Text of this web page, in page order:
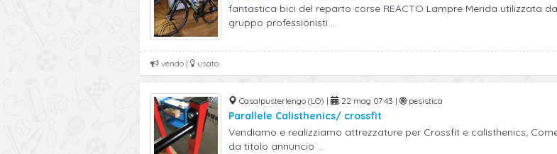
fantastica bici del reparto corse REACTO Lampre Merida utilizzata
gruppo professionisti ...
vendo | usato
Casalpusterlengo (LO) | 22 mag 07:43 | pesistica
Parallele Calisthenics/ crossfit
Vendiamo e realizziamo attrezzature per Crossfit e calisthenics;
da titolo annuncio ...